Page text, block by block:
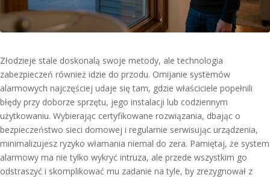
Złodzieje stale doskonalą swoje metody, ale technologia
zabezpieczeń również idzie do przodu. Omijanie systemów
alarmowych najczęściej udaje się tam, gdzie właściciele popełnili
błędy przy doborze sprzętu, jego instalacji lub codziennym
użytkowaniu. Wybierając certyfikowane rozwiązania, dbając o
bezpieczeństwo sieci domowej i regularnie serwisując urządzenia,
minimalizujesz ryzyko włamania niemal do zera. Pamiętaj, że system
alarmowy ma nie tylko wykryć intruza, ale przede wszystkim go
odstraszyć i skomplikować mu zadanie na tyle, by zrezygnował z